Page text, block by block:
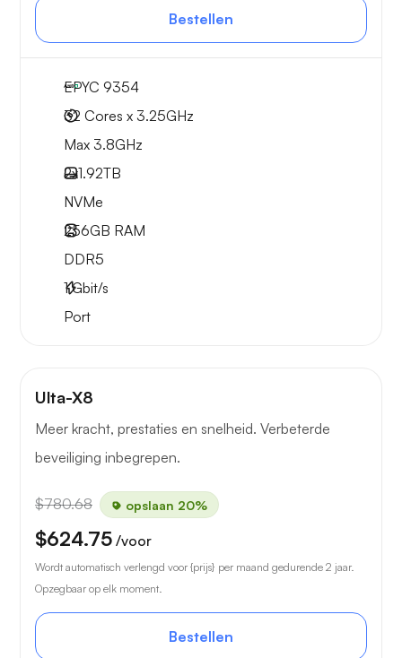
Bestellen
EPYC 9354
32 Cores x 3.25GHz
Max 3.8GHz
2x1.92TB
NVMe
256GB RAM
DDR5
1Gbit/s
Port
Ulta-X8
Meer kracht, prestaties en snelheid. Verbeterde
beveiliging inbegrepen.
$780.68 opslaan 20%
$624.75 /voor
Wordt automatisch verlengd voor {prijs} per maand gedurende 2 jaar.
Opzegbaar op elk moment.
Bestellen